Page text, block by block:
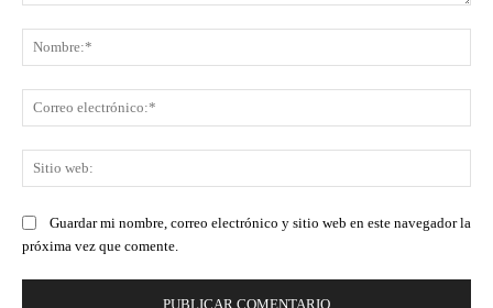
Guardar mi nombre, correo electrónico y sitio web en este navegador la
próxima vez que comente.